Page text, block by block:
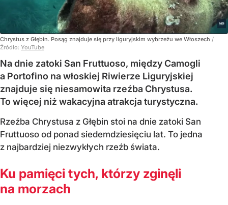
Chrystus z Głębin. Posąg znajduje się przy liguryjskim wybrzeżu we Włoszech /
Źródło: YouTube
Na dnie zatoki San Fruttuoso, między Camogli
a Portofino na włoskiej Riwierze Liguryjskiej
znajduje się niesamowita rzeźba Chrystusa.
To więcej niż wakacyjna atrakcja turystyczna.
Rzeźba Chrystusa z Głębin stoi na dnie zatoki San
Fruttuoso od ponad siedemdziesięciu lat. To jedna
z najbardziej niezwykłych rzeźb świata.
Ku pamięci tych, którzy zginęli
na morzach